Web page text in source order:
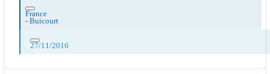
France
- Buicourt
27/11/2016